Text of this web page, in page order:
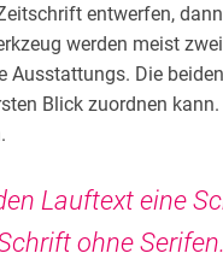
entwerfen,
werden meist
Ausstattungs. Die
Blick zuordnen
Lauftext eine
ohne